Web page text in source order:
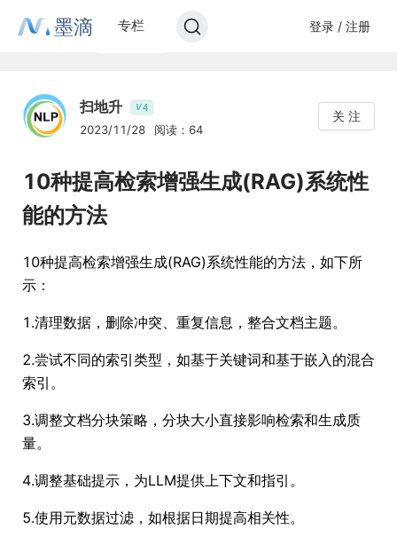
墨滴 专栏 登录 / 注册
扫地升 V4
2023/11/28 阅读：64
关 注
10种提高检索增强生成(RAG)系统性
能的方法
10种提高检索增强生成(RAG)系统性能的方法，如下所
示：
1.清理数据，删除冲突、重复信息，整合文档主题。
2.尝试不同的索引类型，如基于关键词和基于嵌入的混合
索引。
3.调整文档分块策略，分块大小直接影响检索和生成质
量。
4.调整基础提示，为LLM提供上下文和指引。
5.使用元数据过滤，如根据日期提高相关性。